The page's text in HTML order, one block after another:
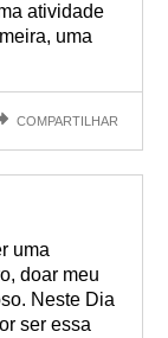
atividade
uma
COMPARTILHAR
uma
doar meu
Neste Dia
ser essa